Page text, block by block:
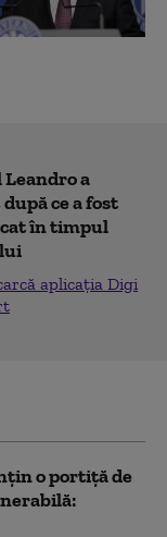
Leandro a
ce a fost
în timpul
aplicația Digi
o portiță de